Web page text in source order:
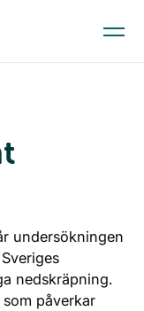
undersökningen
nedskräpning.
påverkar